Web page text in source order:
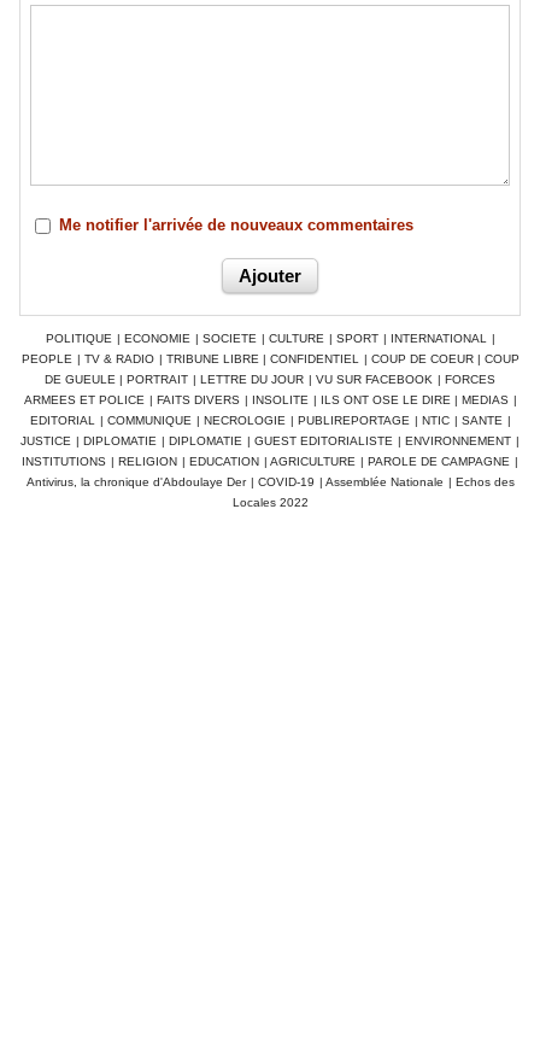
Me notifier l'arrivée de nouveaux commentaires
POLITIQUE | ECONOMIE | SOCIETE | CULTURE | SPORT | INTERNATIONAL
|
PEOPLE | TV & RADIO | TRIBUNE LIBRE | CONFIDENTIEL | COUP DE COEUR | COUP
DE GUEULE | PORTRAIT | LETTRE DU JOUR | VU SUR FACEBOOK | FORCES
ARMEES ET POLICE | FAITS DIVERS | INSOLITE | ILS ONT OSE LE DIRE | MEDIAS |
EDITORIAL
| COMMUNIQUE | NECROLOGIE | PUBLIREPORTAGE | NTIC | SANTE |
JUSTICE | DIPLOMATIE | DIPLOMATIE | GUEST EDITORIALISTE | ENVIRONNEMENT |
INSTITUTIONS | RELIGION | EDUCATION | AGRICULTURE | PAROLE DE CAMPAGNE |
Antivirus, la chronique d'Abdoulaye Der | COVID-19 | Assemblée Nationale | Echos des
Locales 2022